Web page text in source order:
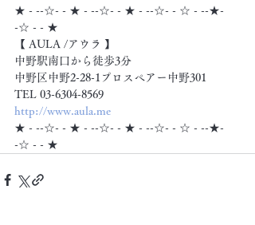
★ - --☆- - ★ - --☆- - ★ - --☆- - ☆ - --★-
-☆ - - ★
【 AULA /アウラ 】
中野駅南口から徒歩3分
中野区中野2-28-1プロスペアー中野301
TEL 03-6304-8569
http://www.aula.me
★ - --☆- - ★ - --☆- - ★ - --☆- - ☆ - --★-
-☆ - - ★